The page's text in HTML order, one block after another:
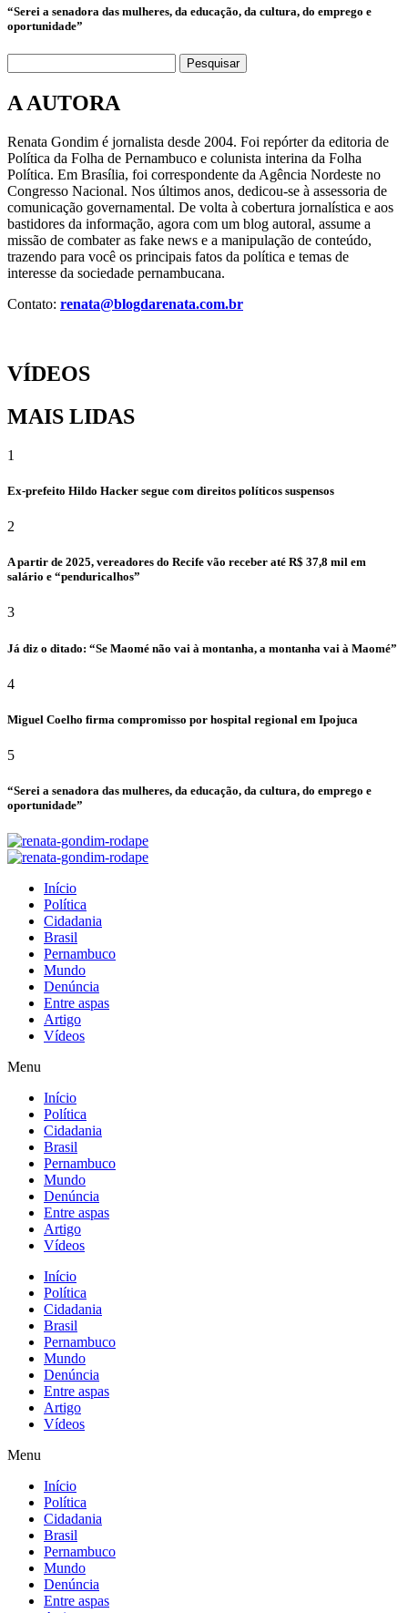
“Serei a senadora das mulheres, da educação, da cultura, do emprego e
oportunidade”
Pesquisar
A AUTORA
Renata Gondim é jornalista desde 2004. Foi repórter da editoria de
Política da Folha de Pernambuco e colunista interina da Folha
Política. Em Brasília, foi correspondente da Agência Nordeste no
Congresso Nacional. Nos últimos anos, dedicou-se à assessoria de
comunicação governamental. De volta à cobertura jornalística e aos
bastidores da informação, agora com um blog autoral, assume a
missão de combater as fake news e a manipulação de conteúdo,
trazendo para você os principais fatos da política e temas de
interesse da sociedade pernambucana.
Contato: renata@blogdarenata.com.br
VÍDEOS
MAIS LIDAS
1
Ex-prefeito Hildo Hacker segue com direitos políticos suspensos
2
A partir de 2025, vereadores do Recife vão receber até R$ 37,8 mil em
salário e “penduricalhos”
3
Já diz o ditado: “Se Maomé não vai à montanha, a montanha vai à Maomé”
4
Miguel Coelho firma compromisso por hospital regional em Ipojuca
5
“Serei a senadora das mulheres, da educação, da cultura, do emprego e
oportunidade”
Início
Política
Cidadania
Brasil
Pernambuco
Mundo
Denúncia
Entre aspas
Artigo
Vídeos
Menu
Início
Política
Cidadania
Brasil
Pernambuco
Mundo
Denúncia
Entre aspas
Artigo
Vídeos
Início
Política
Cidadania
Brasil
Pernambuco
Mundo
Denúncia
Entre aspas
Artigo
Vídeos
Menu
Início
Política
Cidadania
Brasil
Pernambuco
Mundo
Denúncia
Entre aspas